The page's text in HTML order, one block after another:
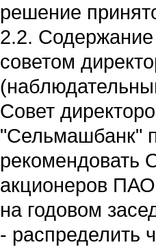
решение
2.2.
советом
Совет
"Сельмашбанк"
акционеров
на годовом
- распределить